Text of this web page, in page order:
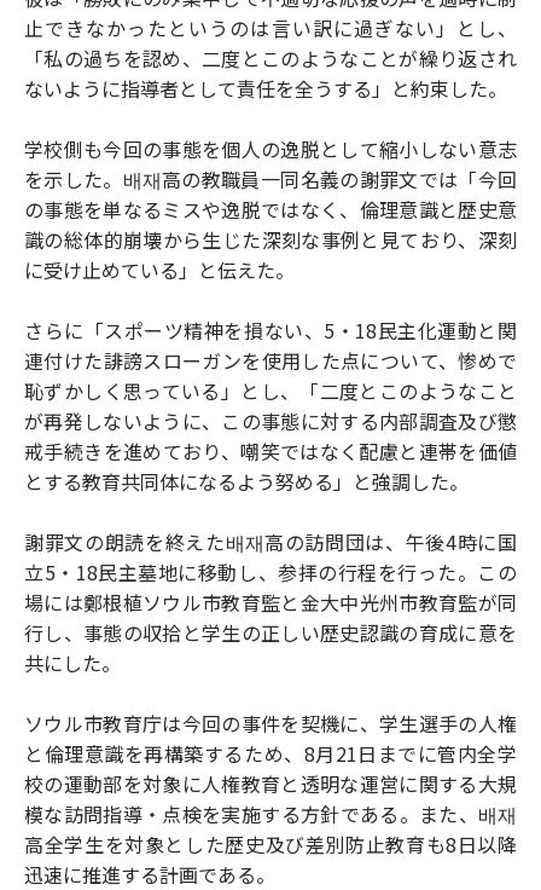
止できなかったというのは言い訳に過ぎない」とし、
「私の過ちを認め、二度とこのようなことが繰り返され
ないように指導者として責任を全うする」と約束した。
学校側も今回の事態を個人の逸脱として縮小しない意志
を示した。배재高の教職員一同名義の謝罪文では「今回
の事態を単なるミスや逸脱ではなく、倫理意識と歴史意
識の総体的崩壊から生じた深刻な事例と見ており、深刻
に受け止めている」と伝えた。
さらに「スポーツ精神を損ない、5・18民主化運動と関
連付けた誹謗スローガンを使用した点について、惨めで
恥ずかしく思っている」とし、「二度とこのようなこと
が再発しないように、この事態に対する内部調査及び懲
戒手続きを進めており、嘲笑ではなく配慮と連帯を価値
とする教育共同体になるよう努める」と強調した。
謝罪文の朗読を終えた배재高の訪問団は、午後4時に国
立5・18民主墓地に移動し、参拝の行程を行った。この
場には鄭根植ソウル市教育監と金大中光州市教育監が同
行し、事態の収拾と学生の正しい歴史認識の育成に意を
共にした。
ソウル市教育庁は今回の事件を契機に、学生選手の人権
と倫理意識を再構築するため、8月21日までに管内全学
校の運動部を対象に人権教育と透明な運営に関する大規
模な訪問指導・点検を実施する方針である。また、배재
高全学生を対象とした歴史及び差別防止教育も8日以降
迅速に推進する計画である。